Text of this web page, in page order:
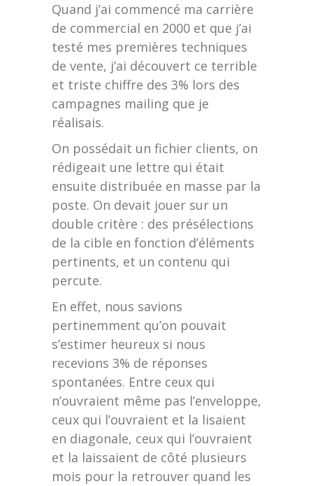
Quand j’ai commencé ma carrière
de commercial en 2000 et que j’ai
testé mes premières techniques
de vente, j’ai découvert ce terrible
et triste chiffre des 3% lors des
campagnes mailing que je
réalisais.
On possédait un fichier clients, on
rédigeait une lettre qui était
ensuite distribuée en masse par la
poste. On devait jouer sur un
double critère : des présélections
de la cible en fonction d’éléments
pertinents, et un contenu qui
percute.
En effet, nous savions
pertinemment qu’on pouvait
s’estimer heureux si nous
recevions 3% de réponses
spontanées. Entre ceux qui
n’ouvraient même pas l’enveloppe,
ceux qui l’ouvraient et la lisaient
en diagonale, ceux qui l’ouvraient
et la laissaient de côté plusieurs
mois pour la retrouver quand les